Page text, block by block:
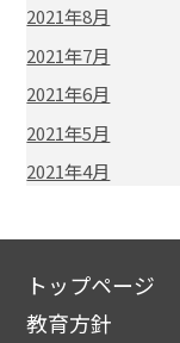
2021年8月
2021年7月
2021年6月
2021年5月
2021年4月
トップページ
教育方針